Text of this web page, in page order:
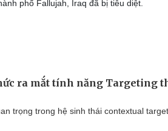
phố Fallujah, Iraq đã bị tiêu diệt.
ra mắt tính năng Targeting
trọng trong hệ sinh thái contextual